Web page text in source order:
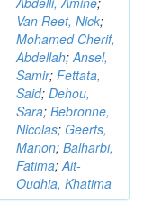
Van Reet, Nick;
Mohamed Cherif,
Abdellah;Ansel,
Samir; Fettata,
Said; Dehou,
Sara; Bebronne,
Nicolas; Geerts,
Manon; Balharbi,
Fatima;Ait-
Oudhia, Khatima